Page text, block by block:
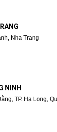
Nha Trang
NINH
TP. Hạ Long,